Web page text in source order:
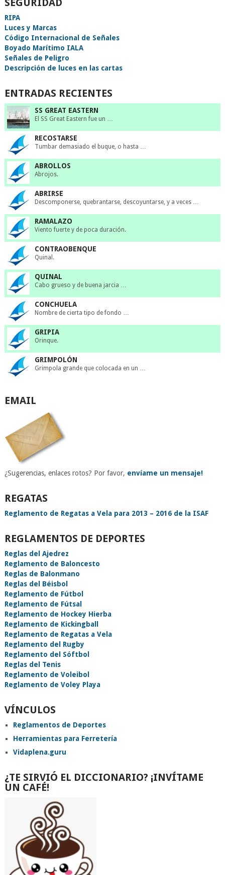
SEGURIDAD
RIPA
Luces y Marcas
Código Internacional de Señales
Boyado Marítimo IALA
Señales de Peligro
Descripción de luces en las cartas
ENTRADAS RECIENTES
SS GREAT EASTERN
El SS Great Eastern fue un …
RECOSTARSE
Tumbar demasiado el buque, o hasta …
ABROLLOS
Abrojos.
ABRIRSE
Descomponerse, quebrantarse, descoyuntarse, y a veces …
RAMALAZO
Viento fuerte y de poca duración.
CONTRAOBENQUE
Quinal.
QUINAL
Cabo grueso y de buena jarcia …
CONCHUELA
Nombre de cierta tipo de fondo …
GRIPIA
Orinque.
GRIMPOLÓN
Grimpola grande que colocada en un …
EMAIL
¿Sugerencias, enlaces rotos? Por favor, envíame un mensaje!
REGATAS
Reglamento de Regatas a Vela para 2013 – 2016 de la ISAF
REGLAMENTOS DE DEPORTES
Reglas del Ajedrez
Reglamento de Baloncesto
Reglas de Balonmano
Reglas del Béisbol
Reglamento de Fútbol
Reglamento de Fútsal
Reglamento de Hockey Hierba
Reglamento de Kickingball
Reglamento de Regatas a Vela
Reglamento del Rugby
Reglamento del Sóftbol
Reglas del Tenis
Reglamento de Voleibol
Reglamento de Voley Playa
VÍNCULOS
Reglamentos de Deportes
Herramientas para Ferretería
Vidaplena.guru
¿TE SIRVIÓ EL DICCIONARIO? ¡INVÍTAME
UN CAFÉ!